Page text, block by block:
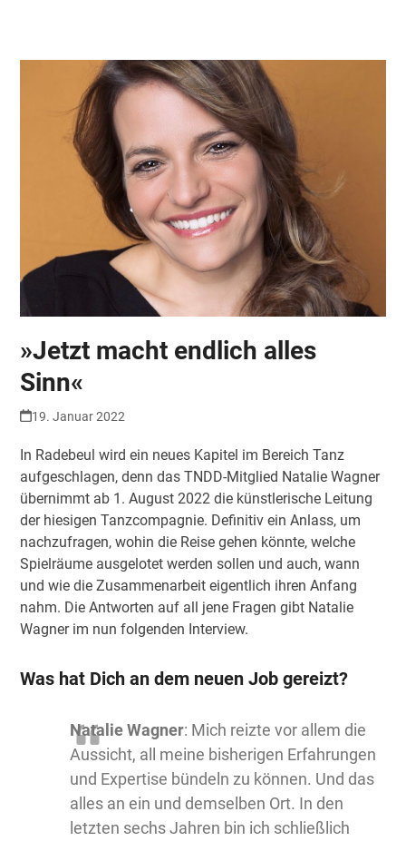
»Jetzt macht endlich alles
Sinn«
19. Januar 2022
In Radebeul wird ein neues Kapitel im Bereich Tanz
aufgeschlagen, denn das TNDD-Mitglied Natalie Wagner
übernimmt ab 1. August 2022 die künstlerische Leitung
der hiesigen Tanzcompagnie. Definitiv ein Anlass, um
nachzufragen, wohin die Reise gehen könnte, welche
Spielräume ausgelotet werden sollen und auch, wann
und wie die Zusammenarbeit eigentlich ihren Anfang
nahm. Die Antworten auf all jene Fragen gibt Natalie
Wagner im nun folgenden Interview.
Was hat Dich an dem neuen Job gereizt?
Natalie Wagner: Mich reizte vor allem die
Aussicht, all meine bisherigen Erfahrungen
und Expertise bündeln zu können. Und das
alles an ein und demselben Ort. In den
letzten sechs Jahren bin ich schließlich